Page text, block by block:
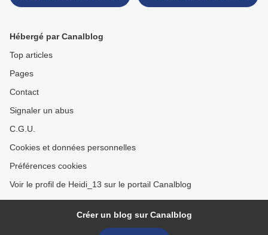
France
Noël 2018 >
Hébergé par Canalblog
Top articles
Pages
Contact
Signaler un abus
C.G.U.
Cookies et données personnelles
Préférences cookies
Voir le profil de Heidi_13 sur le portail Canalblog
Créer un blog sur Canalblog